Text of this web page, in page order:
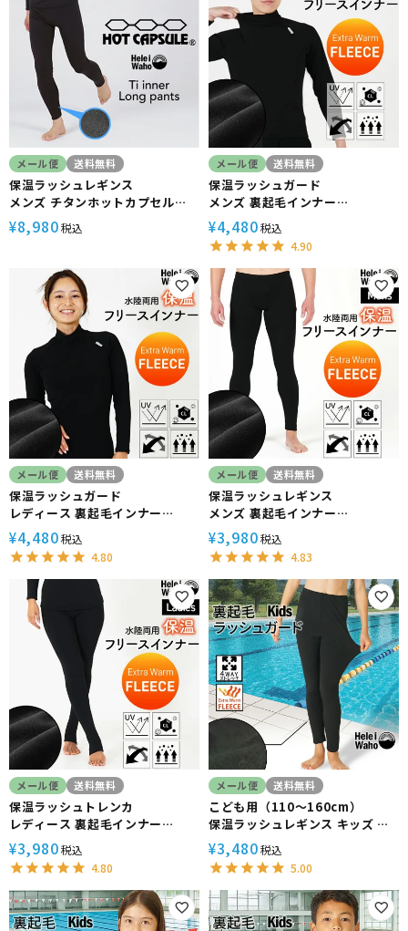
メール便 送料無料
保温ラッシュレギンス
メンズ チタンホットカプセル
HeleiWaho ヘレイワホ 裏起毛
防寒 ダイビング サーフィン スキ
¥8,980税込
メール便 送料無料
保温ラッシュガード
メンズ 裏起毛インナー
HeleiWaho ヘレイワホ 水陸両
用 ウェットスーツ ドライスーツ
ダイビング サーフィン 防寒 日本
製
¥4,480税込
4.90
メール便 送料無料
保温ラッシュガード
レディース 裏起毛インナー
HeleiWaho ヘレイワホ 水陸両
用 ウェットスーツ ドライスーツ
ダイビング サーフィン 防寒 日本
¥4,480税込
4.80
メール便 送料無料
保温ラッシュレギンス
メンズ 裏起毛インナー
HeleiWaho ヘレイワホ 水陸両
用 ウェットスーツ ドライスーツ
ダイビング サーフィン 防寒 日本
製
¥3,980税込
4.83
メール便 送料無料
保温ラッシュトレンカ
レディース 裏起毛インナー
HeleiWaho ヘレイワホ 水陸両
用 ウェットスーツ ドライスーツ
インナーパンツ ダイビング サー
フィン 防寒 日本製
¥3,980税込
4.80
メール便 送料無料
こども用（110～160cm）
保温ラッシュレギンス キッズ 裏
起毛インナー HeleiWaho ヘレ
イワホ 防寒 日本製 小学生 中学生
スクール水着 プール スイミング
海
¥3,480税込
5.00